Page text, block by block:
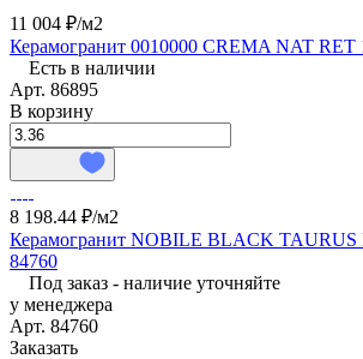
11 004 ₽/м2
Керамогранит 0010000 CREMA NAT RET
Есть в наличии
Арт. 86895
В корзину
8 198.44 ₽/м2
Керамогранит NOBILE BLACK TAURUS
84760
Под заказ - наличие уточняйте
у менеджера
Арт. 84760
Заказать